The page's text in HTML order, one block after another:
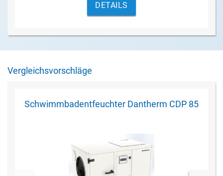
Kanalgeräte Dantherm CDP 85, 135 und 175
DETAILS
Vergleichsvorschläge
Schwimmbadentfeuchter Dantherm CDP 85